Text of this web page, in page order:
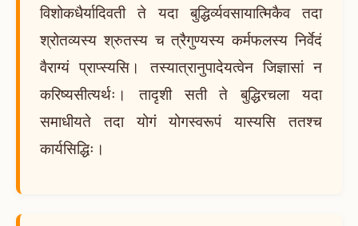
विशोकधैर्यादिवती ते यदा बुद्धिर्व्यवसायात्मिकैव तदा
श्रोतव्यस्य श्रुतस्य च त्रैगुण्यस्य कर्मफलस्य निर्वेदं
वैराग्यं प्राप्स्यसि। तस्यात्रानुपादेयत्वेन जिज्ञासां न
करिष्यसीत्यर्थः। तादृशी सती ते बुद्धिरचला यदा
समाधीयते तदा योगं योगस्वरूपं यास्यसि ततश्च
कार्यसिद्धिः।